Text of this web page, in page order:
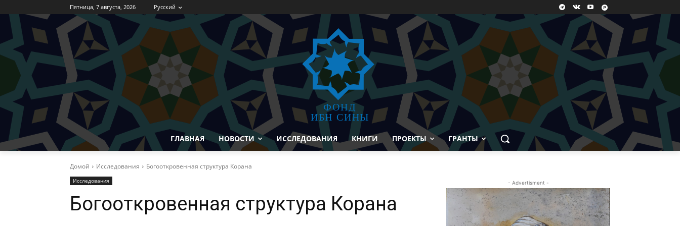
Пятница, 7 августа, 2026 Русский
ФОНД
ИБН СИНЫ
ГЛАВНАЯ НОВОСТИ ИССЛЕДОВАНИЯ КНИГИ ПРОЕКТЫ ГРАНТЫ
Домой Исследования Богооткровенная структура Корана
Исследования
Богооткровенная структура Корана
- Advertisment -